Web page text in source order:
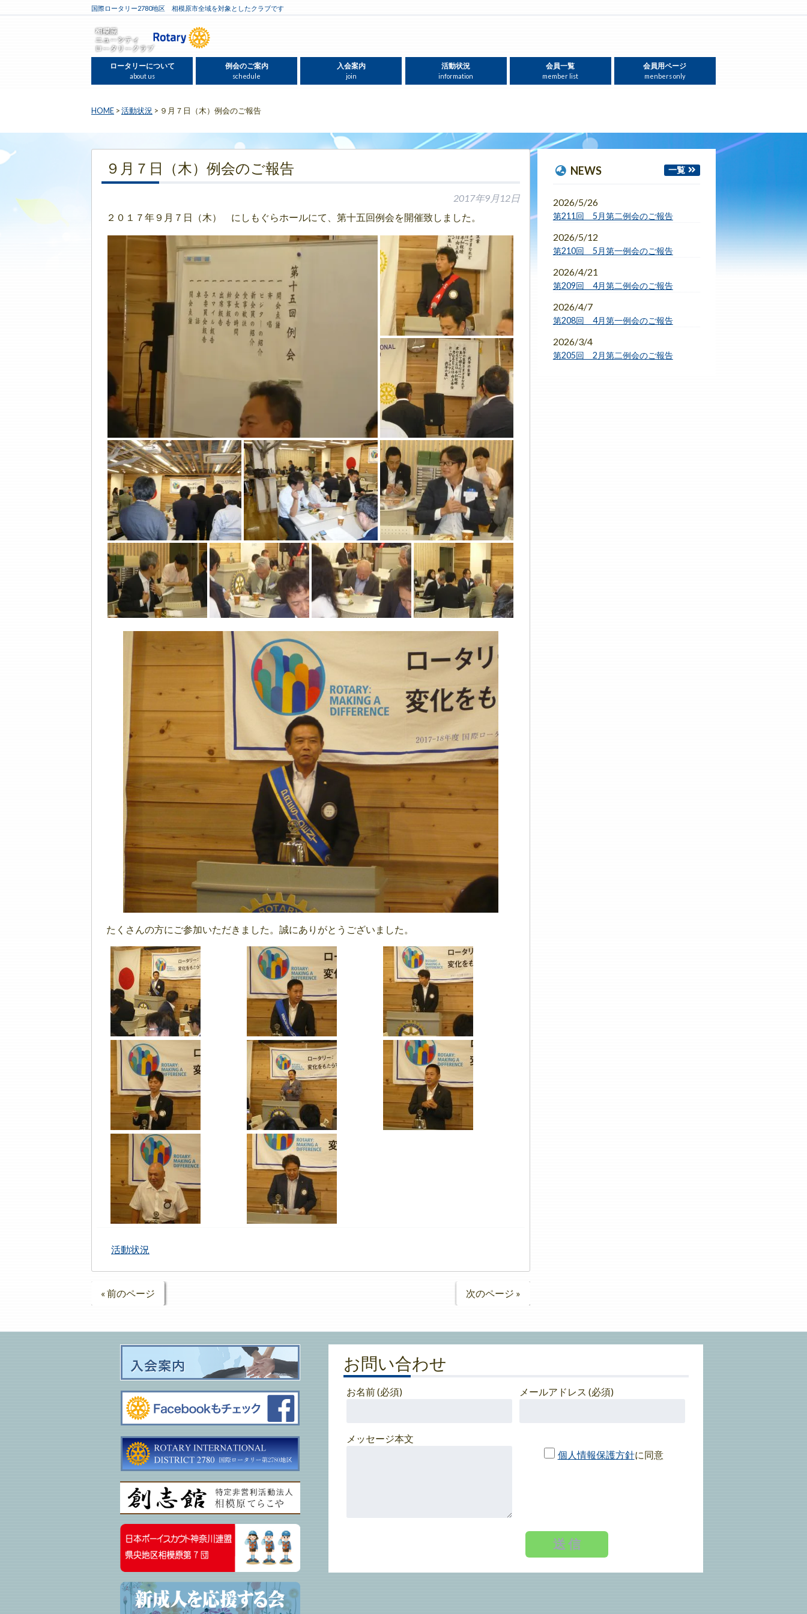
国際ロータリー2780地区 相模原市全域を対象としたクラブです
ロータリーについて
about us
例会のご案内
schedule
入会案内
join
活動状況
information
会員一覧
member list
会員用ページ
menbers only
HOME >活動状況 > ９月７日（木）例会のご報告
９月７日（木）例会のご報告
2017年9月12日
２０１７年９月７日（木） にしもぐらホールにて、第十五回例会を開催致しました。
たくさんの方にご参加いただきました。誠にありがとうございました。
活動状況
« 前のページ 次のページ »
NEWS 一覧
2026/5/26
第211回 5月第二例会のご報告
2026/5/12
第210回 5月第一例会のご報告
2026/4/21
第209回 4月第二例会のご報告
2026/4/7
第208回 4月第一例会のご報告
2026/3/4
第205回 2月第二例会のご報告
お問い合わせ
お名前 (必須) メールアドレス (必須)
メッセージ本文
個人情報保護方針に同意